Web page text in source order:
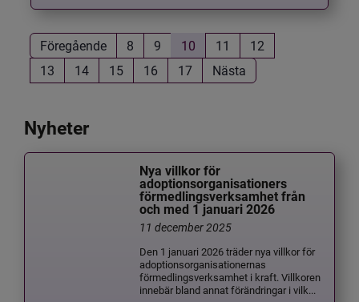
Föregående 8 9 10 11
12
13
14 15 16 17 Nästa
Nyheter
Nya villkor för
adoptionsorganisationers
förmedlingsverksamhet från
och med 1 januari 2026
11 december 2025
Den 1 januari 2026 träder nya villkor för
adoptionsorganisationernas
förmedlingsverksamhet i kraft. Villkoren
innebär bland annat förändringar i vilk...